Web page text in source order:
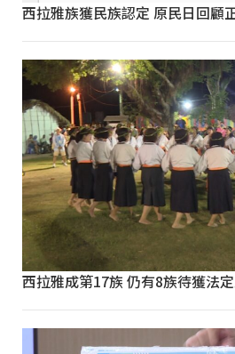
西拉雅族獲民族認定 原民日回顧
西拉雅成第17族 仍有8族待獲法